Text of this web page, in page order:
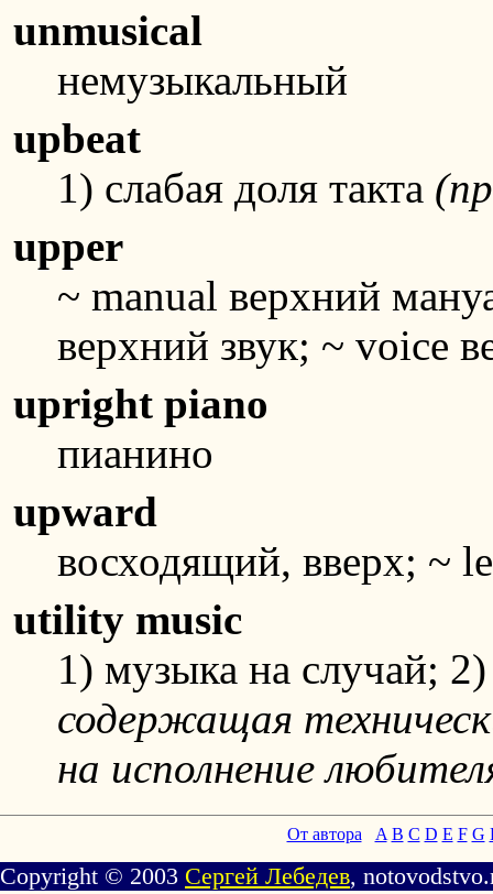
unmusical
немузыкальный
upbeat
1) слабая доля такта
upper
~ manual верхний
верхний звук; ~ voice
upright piano
пианино
upward
восходящий, вверх; ~
utility music
1) музыка на случай;
содержащая
на исполнение
От автора A B C D E F G
Copyright © 2003 Сергей Лебедев,